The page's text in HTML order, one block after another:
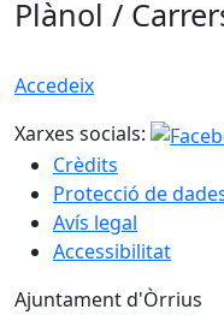
Plànol /
Accedeix
Xarxes socials:
Crèdits
Protecció de
Avís legal
Accessibilitat
Ajuntament d'Òrrius